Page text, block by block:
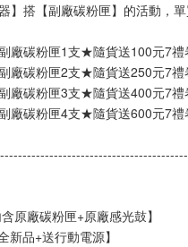
】搭【副廠碳粉匣】的活動，
廠碳粉匣1支★隨貨送100元7禮
廠碳粉匣2支★隨貨送250元7禮
廠碳粉匣3支★隨貨送400元7禮
廠碳粉匣4支★隨貨送600元7禮
原廠碳粉匣+原廠感光鼓】
品+送行動電源】